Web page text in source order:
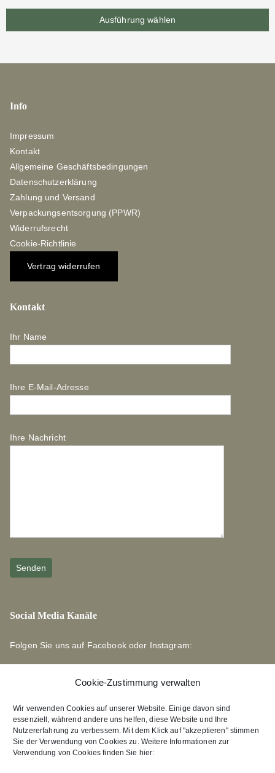
Cookie-Zustimmung verwalten
Wir verwenden Cookies auf unserer Website. Einige davon sind
essenziell, während andere uns helfen, diese Website und Ihre
Nutzererfahrung zu verbessern. Mit dem Klick auf "akzeptieren" stimmen
Sie der Verwendung von Cookies zu. Weitere Informationen zur
Verwendung von Cookies finden Sie hier:
Ausführung wählen
Info
Impressum
Kontakt
Allgemeine Geschäftsbedingungen
Datenschutzerklärung
Zahlung und Versand
Verpackungsentsorgung (PPWR)
Widerrufsrecht
Cookie-Richtlinie
Vertrag widerrufen
Kontakt
Ihr Name
Ihre E-Mail-Adresse
Ihre Nachricht
Social Media Kanäle
Folgen Sie uns auf Facebook oder Instagram:
Links zu unseren Partnerverlagen
Edition Bärenklau